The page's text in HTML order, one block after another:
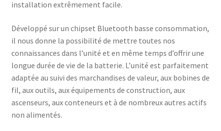
installation extrêmement facile.
Développé sur un chipset Bluetooth basse consommation,
il nous donne la possibilité de mettre toutes nos
connaissances dans l’unité et en même temps d’offrir une
longue durée de vie de la batterie. L’unité est parfaitement
adaptée au suivi des marchandises de valeur, aux bobines de
fil, aux outils, aux équipements de construction, aux
ascenseurs, aux conteneurs et à de nombreux autres actifs
non alimentés.